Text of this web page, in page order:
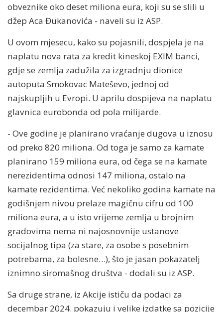
obveznike oko deset miliona eura, koji su se slili u
džep Aca Đukanovića - naveli su iz ASP.
U ovom mjesecu, kako su pojasnili, dospjela je na
naplatu nova rata za kredit kineskoj EXIM banci,
gdje se zemlja zadužila za izgradnju dionice
autoputa Smokovac Mateševo, jednoj od
najskupljih u Evropi. U aprilu dospijeva na naplatu
glavnica eurobonda od pola milijarde.
- Ove godine je planirano vraćanje dugova u iznosu
od preko 820 miliona. Od toga je samo za kamate
planirano 159 miliona eura, od čega se na kamate
nerezidentima odnosi 147 miliona, ostalo na
kamate rezidentima. Već nekoliko godina kamate na
godišnjem nivou prelaze magičnu cifru od 100
miliona eura, a u isto vrijeme zemlja u brojnim
gradovima nema ni najosnovnije ustanove
socijalnog tipa (za stare, za osobe s posebnim
potrebama, za bolesne…), što je jasan pokazatelj
iznimno siromašnog društva - dodali su iz ASP.
Sa druge strane, iz Akcije ističu da podaci za
decembar 2024. pokazuju i velike izdatke sa pozicije